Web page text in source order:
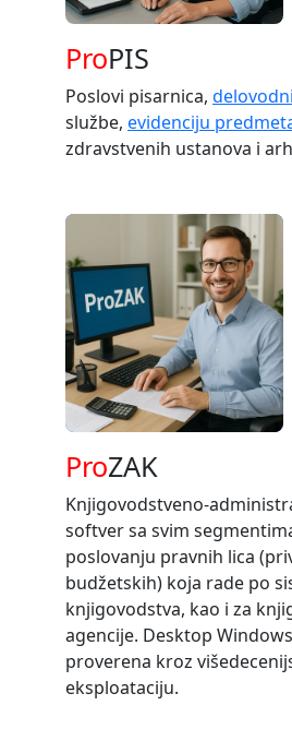
ProPIS
Poslovi pisarnica,
službe, evidenciju
zdravstvenih ustanova i
ProZAK
Knjigovodstveno-
softver sa svim
poslovanju pravnih lica
budžetskih) koja rade po
knjigovodstva, kao i za
agencije. Desktop
proverena kroz
eksploataciju.